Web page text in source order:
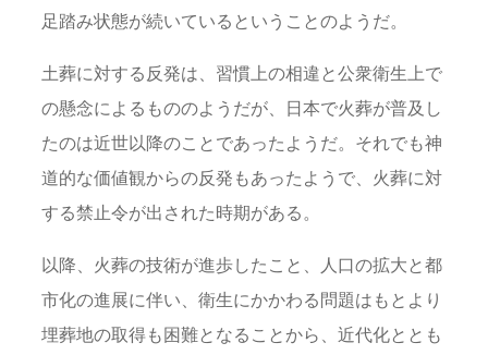
足踏み状態が続いているということのようだ。
土葬に対する反発は、習慣上の相違と公衆衛生上で
の懸念によるもののようだが、日本で火葬が普及し
たのは近世以降のことであったようだ。それでも神
道的な価値観からの反発もあったようで、火葬に対
する禁止令が出された時期がある。
以降、火葬の技術が進歩したこと、人口の拡大と都
市化の進展に伴い、衛生にかかわる問題はもとより
埋葬地の取得も困難となることから、近代化ととも